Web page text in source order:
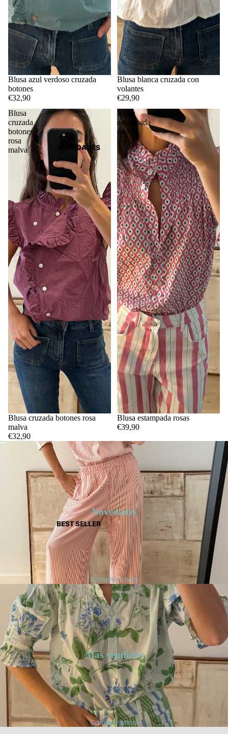
NOVEDADES
BEST SELLER
Blusa azul verdoso cruzada
botones
€32,90
AGOTADO
Blusa blanca cruzada con
volantes
€29,90
Blusa
cruzada
botones
rosa
malva
Blusa cruzada botones rosa
malva
€32,90
Blusa
estampada
rosas
Blusa estampada rosas
€39,90
Novedades
Comprar ahora
Más vendidos
Comprar ahora